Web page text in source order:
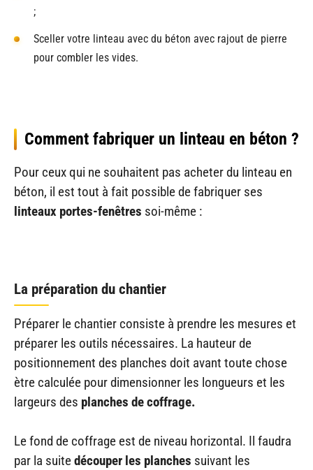
;
Sceller votre linteau avec du béton avec rajout de pierre
pour combler les vides.
Comment fabriquer un linteau en béton ?
Pour ceux qui ne souhaitent pas acheter du linteau en
béton, il est tout à fait possible de fabriquer ses
linteaux portes-fenêtres soi-même :
La préparation du chantier
Préparer le chantier consiste à prendre les mesures et
préparer les outils nécessaires. La hauteur de
positionnement des planches doit avant toute chose
ètre calculée pour dimensionner les longueurs et les
largeurs des planches de coffrage.
Le fond de coffrage est de niveau horizontal. Il faudra
par la suitedécouper les planches suivant les